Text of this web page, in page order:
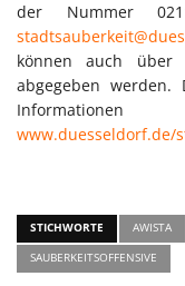
der Nummer
können auch über
abgegeben
www.duesseldorf.de/
STICHWORTE AWISTA
SAUBERKEITSOFFENSIVE